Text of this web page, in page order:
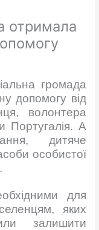
отримала
громада
допомогу від
волонтера
Португалія. А
дитяче
особистої
для
яких
залишити